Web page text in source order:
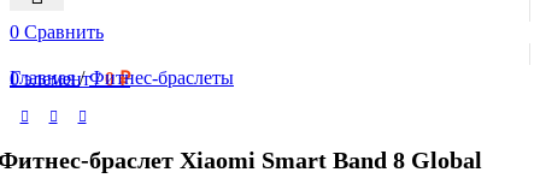
0 Сравнить
0элемент / 0₽
Главная/ Фитнес-браслеты
браслет Xiaomi Smart Band 8 Global